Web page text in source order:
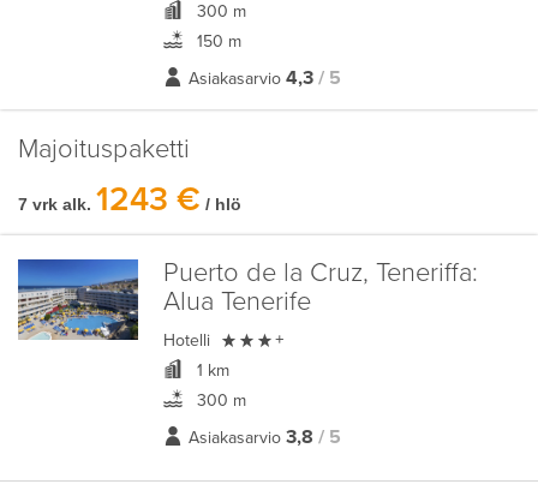
300 m
150 m
Asiakasarvio 4,3 / 5
Majoituspaketti
7 vrk alk. 1243 € / hlö
Puerto de la Cruz, Teneriffa:
Alua Tenerife
Hotelli  +
1 km
300 m
Asiakasarvio 3,8 / 5